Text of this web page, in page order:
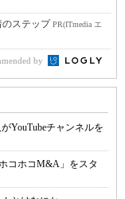
ステップPR(ITmedia エ
by
YouTubeチャンネルを
コホコM&A」をスタ